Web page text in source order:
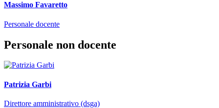
Massimo Favaretto
Personale docente
Personale non docente
Patrizia Garbi
Direttore amministrativo (dsga)